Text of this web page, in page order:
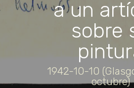
a un
sobre
1942-10-10
octubre)